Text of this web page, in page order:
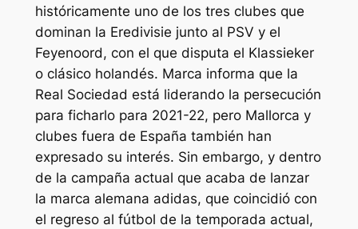
históricamente uno de los tres clubes que
dominan la Eredivisie junto al PSV y el
Feyenoord, con el que disputa el Klassieker
o clásico holandés. Marca informa que la
Real Sociedad está liderando la persecución
para ficharlo para 2021-22, pero Mallorca y
clubes fuera de España también han
expresado su interés. Sin embargo, y dentro
de la campaña actual que acaba de lanzar
la marca alemana adidas, que coincidió con
el regreso al fútbol de la temporada actual,